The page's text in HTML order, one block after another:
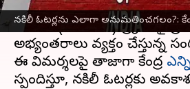
నకిలీ ఓటర్లను ఎలాగా అనుమతించగలం?:
బిహార్రాష్ట్రంలో చేపట్టిన ఓటర్ల
సవరణ (ఎస్‌ఐఆర్‌) ప్రక్రియపై
అభ్యంతరాలు వ్యక్తం చేస్తున్న
ఈ విమర్శలపై తాజాగా కేంద్ర
స్పందిస్తూ, నకిలీ ఓటర్లకు